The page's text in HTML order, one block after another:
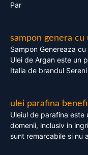
Par
sampon genera cu
Sampon Genereaza
Ulei de Argan este un
Italia de brandul Sereni
ulei parafina
Uleiul de parafina este
domenii, inclusiv in
sunt remarcabile si nu